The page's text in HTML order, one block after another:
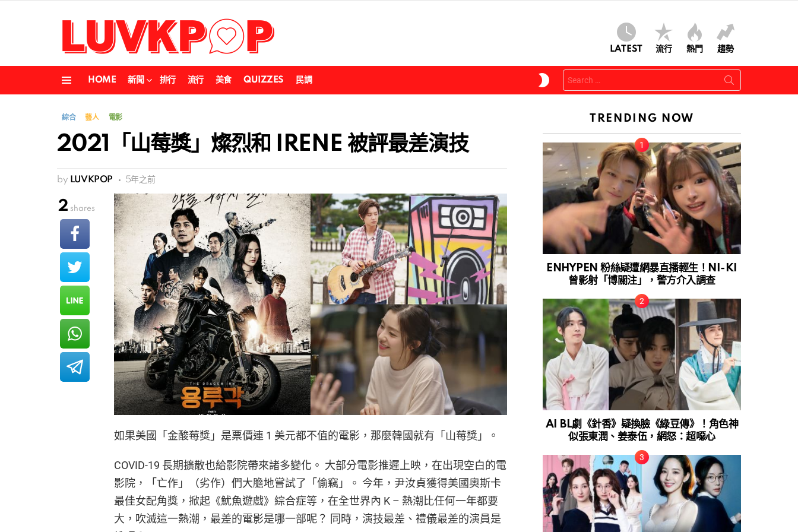
LATEST 流行 熱門 趨勢
HOME 新聞 排行 流行 美食 QUIZZES 民調
SKIN
Search
for:
綜合 藝人 電影
2021「山莓獎」燦烈和 IRENE 被評最差演技
by LUVKPOP 5年之前
如果美國「金酸莓獎」是票價連 1 美元都不值的電影，那麼韓國就有「山莓獎」。
COVID-19 長期擴散也給影院帶來諸多變化。 大部分電影推遲上映，在出現空白的電
影院，「亡作」（劣作）們大膽地嘗試了「偷竊」。 今年，尹汝貞獲得美國奧斯卡
最佳女配角獎，掀起《魷魚遊戲》綜合症等，在全世界內 K – 熱潮比任何一年都要
大，吹滅這一熱潮，最差的電影是哪一部呢？ 同時，演技最差、禮儀最差的演員是
2 shares
TRENDING NOW
ENHYPEN 粉絲疑遭網暴直播輕生！NI-KI
曾影射「博關注」，警方介入調查
AI BL劇《針香》疑換臉《綠豆傳》！角色神
似張東潤、姜泰伍，網怒：超噁心